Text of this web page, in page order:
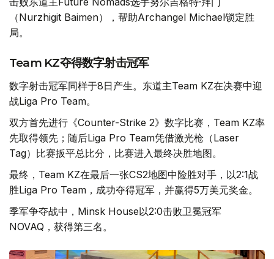
（Nurzhigit Baimen），帮助Archangel Michael锁定胜
局。
Team KZ夺得数字射击冠军
数字射击冠军同样于8日产生。东道主Team KZ在决赛中迎
战Liga Pro Team。
双方首先进行《Counter-Strike 2》数字比赛，Team KZ率
先取得领先；随后Liga Pro Team凭借激光枪（Laser
Tag）比赛扳平总比分，比赛进入最终决胜地图。
最终，Team KZ在最后一张CS2地图中险胜对手，以2:1战
胜Liga Pro Team，成功夺得冠军，并赢得5万美元奖金。
季军争夺战中，Minsk House以2:0击败卫冕冠军
NOVAQ，获得第三名。